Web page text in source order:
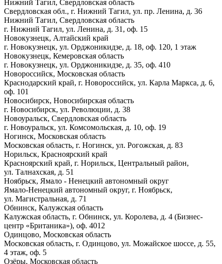
Нижний Тагил, Свердловская область
Свердловская обл., г. Нижний Тагил, ул. пр. Ленина, д. 36
Нижний Тагил, Свердловская область
г. Нижний Тагил, ул. Ленина, д. 31, оф. 15
Новокузнецк, Алтайский край
г. Новокузнецк, ул. Орджоникидзе, д. 18, оф. 120, 1 этаж
Новокузнецк, Кемеровская область
г. Новокузнецк, ул. Орджоникидзе, д. 35, оф. 410
Новороссийск, Московская область
Краснодарский край, г. Новороссийск, ул. Карла Маркса, д. 6,
оф. 101
Новосибирск, Новосибирская область
г. Новосибирск, ул. Революции, д. 38
Новоуральск, Свердловская область
г. Новоуральск, ул. Комсомольская, д. 10, оф. 19
Ногинск, Московская область
Московская область, г. Ногинск, ул. Рогожская, д. 83
Норильск, Красноярский край
Красноярский край, г. Норильск, Центральный район,
ул. Талнахская, д. 51
Ноябрьск, Ямало - Ненецкий автономный округ
Ямало-Ненецкий автономный округ, г. Ноябрьск,
ул. Магистральная, д. 71
Обнинск, Калужская область
Калужская область, г. Обнинск, ул. Королева, д. 4 (Бизнес-
центр «Британика»), оф. 4012
Одинцово, Московская область
Московская область, г. Одинцово, ул. Можайское шоссе, д. 55,
4 этаж, оф. 5
Озёры, Московская область